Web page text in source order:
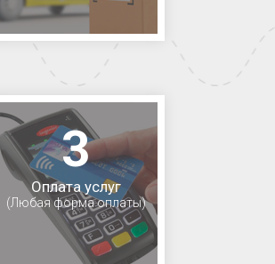
3
Оплата услуг
(Любая форма оплаты)